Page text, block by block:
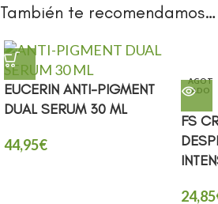
También te recomendamos…
EUCERIN ANTI-PIGMENT
DUAL SERUM 30 ML
44,95€
AGOT
ADO
FS
24,85